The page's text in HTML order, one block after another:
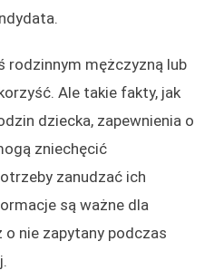
rodzinnym mężczyzną lub
Ale takie fakty, jak
dziecka, zapewnienia o
zniechęcić
zanudzać ich
są ważne dla
nie zapytany podczas